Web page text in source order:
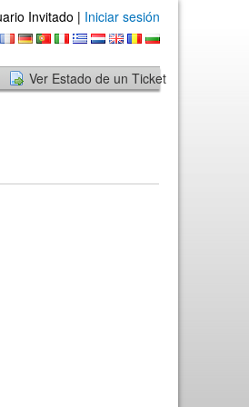
Invitado | Iniciar sesión
Ver Estado de un Ticket